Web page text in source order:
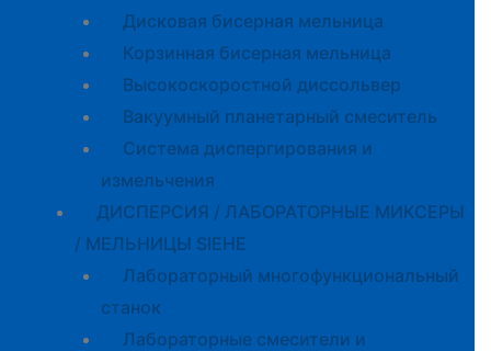
Дисковая бисерная мельница
Корзинная бисерная мельница
Высокоскоростной диссольвер
Вакуумный планетарный смеситель
Система диспергирования и
измельчения
ДИСПЕРСИЯ / ЛАБОРАТОРНЫЕ МИКСЕРЫ
/ МЕЛЬНИЦЫ SIEHE
Лабораторный многофункциональный
станок
Лабораторные смесители и